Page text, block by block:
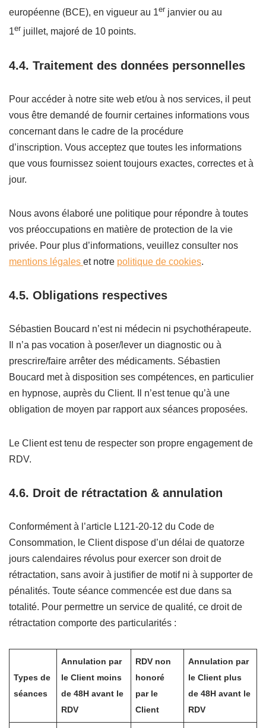
européenne (BCE), en vigueur au 1er janvier ou au
1er juillet, majoré de 10 points.
4.4. Traitement des données personnelles
Pour accéder à notre site web et/ou à nos services, il peut
vous être demandé de fournir certaines informations vous
concernant dans le cadre de la procédure
d’inscription. Vous acceptez que toutes les informations
que vous fournissez soient toujours exactes, correctes et à
jour.
Nous avons élaboré une politique pour répondre à toutes
vos préoccupations en matière de protection de la vie
privée. Pour plus d’informations, veuillez consulter nos
mentions légales et notre politique de cookies.
4.5. Obligations respectives
Sébastien Boucard n’est ni médecin ni psychothérapeute.
Il n’a pas vocation à poser/lever un diagnostic ou à
prescrire/faire arrêter des médicaments. Sébastien
Boucard met à disposition ses compétences, en particulier
en hypnose, auprès du Client. Il n’est tenue qu’à une
obligation de moyen par rapport aux séances proposées.
Le Client est tenu de respecter son propre engagement de
RDV.
4.6. Droit de rétractation & annulation
Conformément à l’article L121-20-12 du Code de
Consommation, le Client dispose d’un délai de quatorze
jours calendaires révolus pour exercer son droit de
rétractation, sans avoir à justifier de motif ni à supporter de
pénalités. Toute séance commencée est due dans sa
totalité. Pour permettre un service de qualité, ce droit de
rétractation comporte des particularités :
Types de
séances
Annulation par
le Client moins
de 48H avant le
RDV
RDV non
honoré
par le
Client
Annulation par
le Client plus
de 48H avant le
RDV